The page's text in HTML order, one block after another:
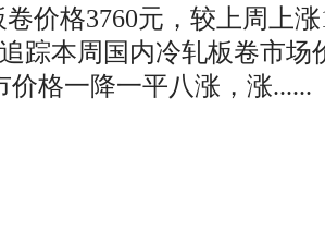
卷价格3760元，较上周上
踪本周国内冷轧板卷市场
价格一降一平八涨，涨......